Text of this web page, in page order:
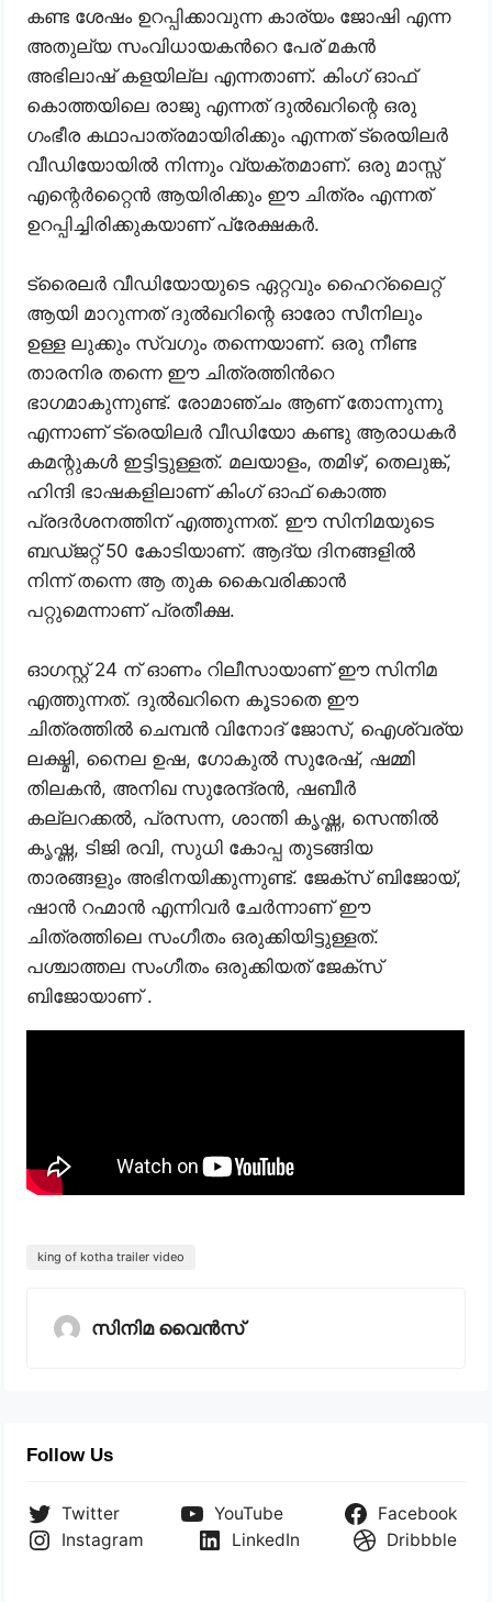
കണ്ട ശേഷം ഉറപ്പിക്കാവുന്ന കാര്യം ജോഷി എന്ന
അതുല്യ സംവിധായകൻറെ പേര് മകൻ
അഭിലാഷ് കളയില്ല എന്നതാണ്. കിംഗ് ഓഫ്
കൊത്തയിലെ രാജു എന്നത് ദുൽഖറിന്റെ ഒരു
ഗംഭീര കഥാപാത്രമായിരിക്കും എന്നത് ട്രെയിലർ
വീഡിയോയിൽ നിന്നും വ്യക്തമാണ്. ഒരു മാസ്സ്
എന്റെർറ്റൈൻ ആയിരിക്കും ഈ ചിത്രം എന്നത്
ഉറപ്പിച്ചിരിക്കുകയാണ് പ്രേക്ഷകർ.
ട്രൈലർ വീഡിയോയുടെ ഏറ്റവും ഹൈറ്‌ലൈറ്റ്
ആയി മാറുന്നത് ദുൽഖറിന്റെ ഓരോ സീനിലും
ഉള്ള ലുക്കും സ്വഗും തന്നെയാണ്. ഒരു നീണ്ട
താരനിര തന്നെ ഈ ചിത്രത്തിൻറെ
ഭാഗമാകുന്നുണ്ട്. രോമാഞ്ചം ആണ് തോന്നുന്നു
എന്നാണ് ട്രെയിലർ വീഡിയോ കണ്ടു ആരാധകർ
കമന്റുകൾ ഇട്ടിട്ടുള്ളത്. മലയാളം, തമിഴ്, തെലുങ്ക്,
ഹിന്ദി ഭാഷകളിലാണ് കിംഗ് ഓഫ് കൊത്ത
പ്രദർശനത്തിന് എത്തുന്നത്. ഈ സിനിമയുടെ
ബഡ്ജറ്റ് 50 കോടിയാണ്. ആദ്യ ദിനങ്ങളിൽ
നിന്ന് തന്നെ ആ തുക കൈവരിക്കാൻ
പറ്റുമെന്നാണ് പ്രതീക്ഷ.
ഓഗസ്റ്റ് 24 ന് ഓണം റിലീസായാണ് ഈ സിനിമ
എത്തുന്നത്. ദുൽഖറിനെ കൂടാതെ ഈ
ചിത്രത്തിൽ ചെമ്പൻ വിനോദ് ജോസ്, ഐശ്വര്യ
ലക്ഷ്മി, നൈല ഉഷ, ഗോകുൽ സുരേഷ്, ഷമ്മി
തിലകൻ, അനിഖ സുരേന്ദ്രൻ, ഷബീർ
കല്ലറക്കൽ, പ്രസന്ന, ശാന്തി കൃഷ്ണ, സെന്തിൽ
കൃഷ്ണ, ടിജി രവി, സുധി കോപ്പ തുടങ്ങിയ
താരങ്ങളും അഭിനയിക്കുന്നുണ്ട്. ജേക്സ് ബിജോയ്,
ഷാൻ റഹ്മാൻ എന്നിവർ ചേർന്നാണ് ഈ
ചിത്രത്തിലെ സംഗീതം ഒരുക്കിയിട്ടുള്ളത്.
പശ്ചാത്തല സംഗീതം ഒരുക്കിയത് ജേക്സ്
ബിജോയാണ് .
king of kotha trailer video
സിനിമ വൈൻസ്
Follow Us
Twitter YouTube
Facebook
Instagram
LinkedIn Dribbble